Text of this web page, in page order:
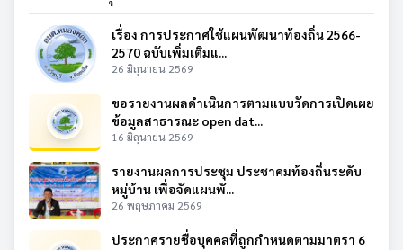
เรื่อง การประกาศใช้แผนพัฒนาท้องถิ่น 2566-
2570 ฉบับเพิ่มเติมแ...
26 มิถุนายน 2569
ขอรายงานผลดำเนินการตามแบบวัดการเปิดเผย
ข้อมูลสาธารณะ open dat...
16 มิถุนายน 2569
รายงานผลการประชุม ประชาคมท้องถิ่นระดับ
หมู่บ้าน เพื่อจัดแผนพั...
26 พฤษภาคม 2569
ประกาศรายชื่อบุคคลที่ถูกกำหนดตามมาตรา 6